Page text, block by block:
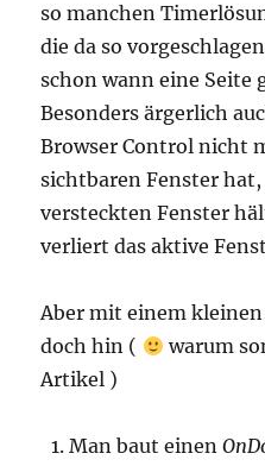
so manchen
die da so
schon wann eine Seite
Besonders ärgerlich
Browser Control nicht
sichtbaren Fenster
versteckten Fenster
verliert das aktive
Aber mit einem
doch hin (
warum
Artikel )
Man baut einen